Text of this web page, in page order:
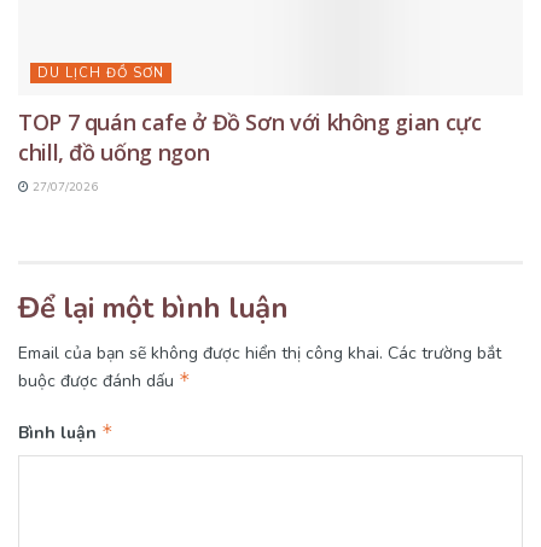
DU LỊCH ĐỒ SƠN
TOP 7 quán cafe ở Đồ Sơn với không gian cực
chill, đồ uống ngon
27/07/2026
Để lại một bình luận
Email của bạn sẽ không được hiển thị công khai. Các trường bắt
buộc được đánh dấu *
Bình luận *